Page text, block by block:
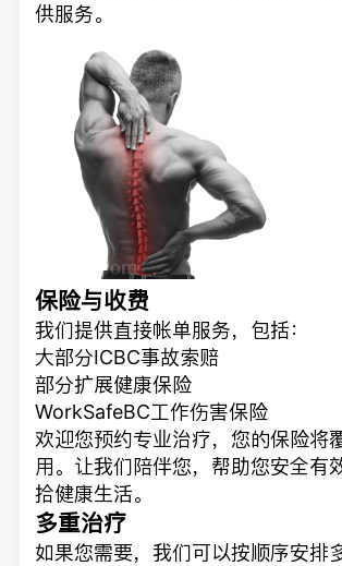
供服务。
保险与收费
我们提供直接帐单服务，包括：
大部分ICBC事故索赔
部分扩展健康保险
WorkSafeBC工作伤害保险
欢迎您预约专业治疗，您的保险将
用。让我们陪伴您，帮助您安全有
拾健康生活。
多重治疗
如果您需要，我们可以按顺序安排